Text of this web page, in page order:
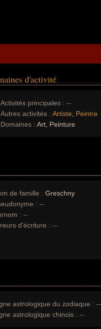
d'activité
Activités principales : --
Autres activités : Artiste
Peintre
Domaines : Art, Peinture
de famille : Greschny
: --
: --
d'écriture : --
astrologique du zodiaque : --
astrologique chinois : --